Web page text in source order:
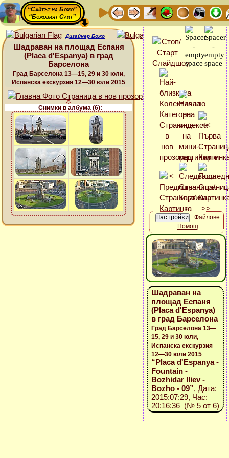
“Сайтът на Божо”
“Божовият Сайт”
Дизайнер Божо
Шадраван на площад Еспаня
(Placa d'Espanya) в град
Барселона
Град Барселона 13—15, 29 и 30 юли,
Испанска екскурзия 12—30 юли 2015
Снимки в албума (6):
Файлове
Помощ
Шадраван на
площад Еспаня
(Placa d'Espanya)
в град Барселона
Град Барселона 13—
15, 29 и 30 юли,
Испанска екскурзия
12—30 юли 2015
“Placa d'Espanya -
Fountain -
Bozhidar Iliev -
Bozho - 09”, Дата:
2015:07:29, Час:
20:16:36 (№ 5 от 6)